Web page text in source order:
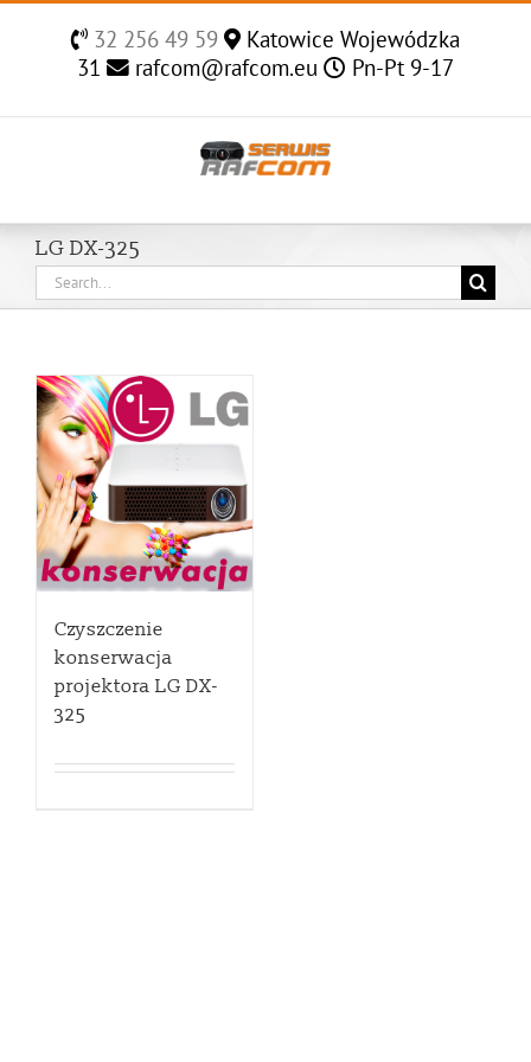
32 256 49 59
Katowice Wojewódzka
31
rafcom@rafcom.eu Pn-Pt 9-17
LG DX-325
Search
for:
Czyszczenie
konserwacja
projektora LG DX-
325